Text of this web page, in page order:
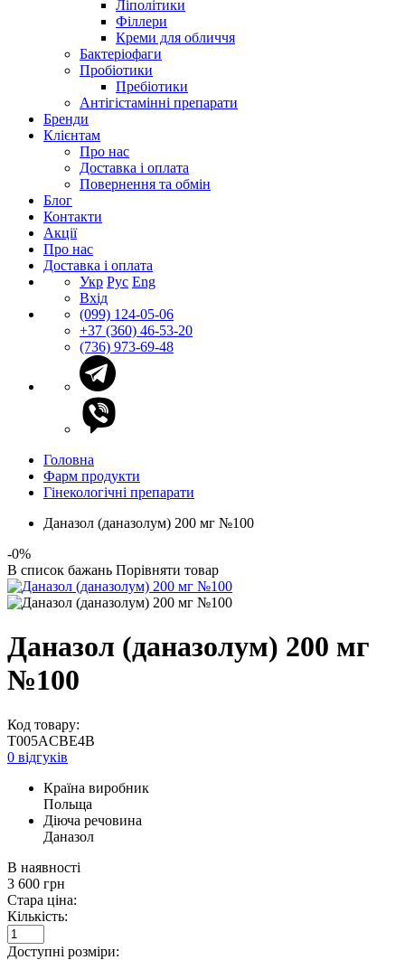
Ліполітики
Філлери
Креми для обличчя
Бактеріофаги
Пробіотики
Пребіотики
Антігістамінні препарати
Бренди
Клієнтам
Про нас
Доставка і оплата
Повернення та обмін
Блог
Контакти
Акції
Про нас
Доставка і оплата
Укр Рус Eng
Вхід
(099) 124-05-06
+37 (360) 46-53-20
(736) 973-69-48
Головна
Фарм продукти
Гінекологічні препарати
Даназол (даназолум) 200 мг №100
-0%
В список бажань Порівняти товар
Даназол (даназолум) 200 мг
№100
Код товару:
T005ACBE4B
0 відгуків
Країна виробник
Польща
Діюча речовина
Даназол
В наявності
3 600 грн
Стара ціна:
Кількість:
Доступні розміри: